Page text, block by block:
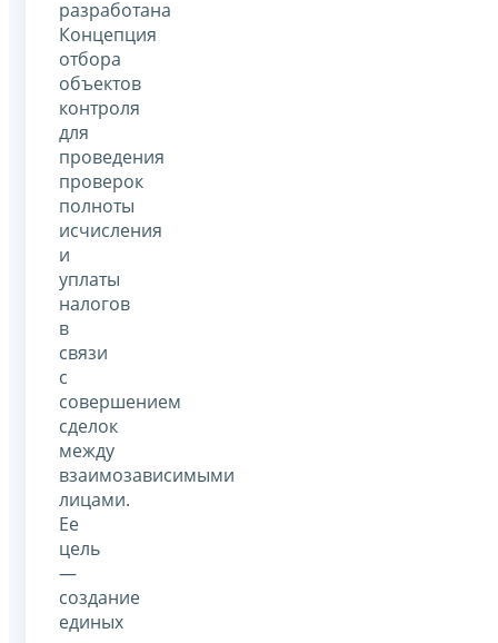
разработана
Концепция
отбора
объектов
контроля
для
проведения
проверок
полноты
исчисления
и
уплаты
налогов
в
связи
с
совершением
сделок
между
взаимозависимыми
лицами.
Ее
цель
—
создание
единых